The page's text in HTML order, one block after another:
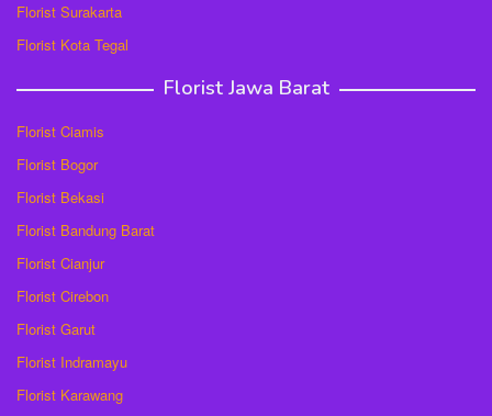
Florist Surakarta
Florist Kota Tegal
Florist Jawa Barat
Florist Ciamis
Florist Bogor
Florist Bekasi
Florist Bandung Barat
Florist Cianjur
Florist Cirebon
Florist Garut
Florist Indramayu
Florist Karawang